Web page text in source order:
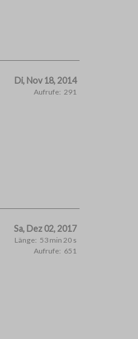
Di, Nov 18, 2014
Aufrufe: 291
Sa, Dez 02, 2017
Länge: 53 min 20 s
Aufrufe: 651